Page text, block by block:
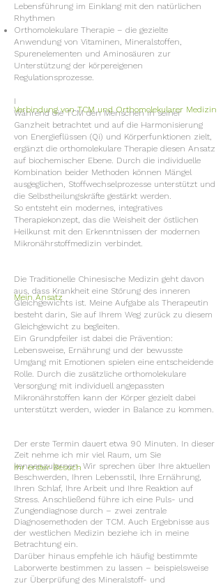
Lebensführung im Einklang mit den natürlichen
Rhythmen
Orthomolekulare Therapie – die gezielte
Anwendung von Vitaminen, Mineralstoffen,
Spurenelementen und Aminosäuren zur
Unterstützung der körpereigenen
Regulationsprozesse.
I
Während die TCM den Menschen in seiner
Ganzheit betrachtet und auf die Harmonisierung
von Energieflüssen (Qi) und Körperfunktionen zielt,
ergänzt die orthomolekulare Therapie diesen Ansatz
auf biochemischer Ebene. Durch die individuelle
Kombination beider Methoden können Mängel
ausgeglichen, Stoffwechselprozesse unterstützt und
die Selbstheilungskräfte gestärkt werden.
So entsteht ein modernes, integratives
Therapiekonzept, das die Weisheit der östlichen
Heilkunst mit den Erkenntnissen der modernen
Mikronährstoffmedizin verbindet.
Die Traditionelle Chinesische Medizin geht davon
aus, dass Krankheit eine Störung des inneren
Gleichgewichts ist. Meine Aufgabe als Therapeutin
besteht darin, Sie auf Ihrem Weg zurück zu diesem
Gleichgewicht zu begleiten.
Ein Grundpfeiler ist dabei die Prävention:
Lebensweise, Ernährung und der bewusste
Umgang mit Emotionen spielen eine entscheidende
Rolle. Durch die zusätzliche orthomolekulare
Versorgung mit individuell angepassten
Mikronährstoffen kann der Körper gezielt dabei
unterstützt werden, wieder in Balance zu kommen.
Der erste Termin dauert etwa 90 Minuten. In dieser
Zeit nehme ich mir viel Raum, um Sie
kennenzulernen. Wir sprechen über Ihre aktuellen
Beschwerden, Ihren Lebensstil, Ihre Ernährung,
Ihren Schlaf, Ihre Arbeit und Ihre Reaktion auf
Stress. Anschließend führe ich eine Puls- und
Zungendiagnose durch – zwei zentrale
Diagnosemethoden der TCM. Auch Ergebnisse aus
der westlichen Medizin beziehe ich in meine
Betrachtung ein.
Darüber hinaus empfehle ich häufig bestimmte
Laborwerte bestimmen zu lassen – beispielsweise
zur Überprüfung des Mineralstoff- und
Verbindung von TCM und Orthomolekularer Medizin
Mein Ansatz
Ihr erster Besuch